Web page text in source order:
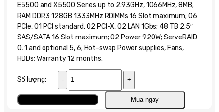
E5500 and X5500 Series up to 2.93GHz, 1066MHz, 8MB;
RAM DDR3 128GB 1333MHz RDIMMs 16 Slot maximum; 06
PCIe, 01 PCI standard, 02 PCI-X, 02 LAN 1Gbs; 48 TB 2.5″
SAS/SATA 16 Slot maximum; 02 Power 920W; ServeRAID
0, 1 and optional 5, 6; Hot-swap Power supplies, Fans,
HDDs; Warranty 12 months.
Số lượng:
Mainboard
x3400M2,
x3500M2
Mua ngay